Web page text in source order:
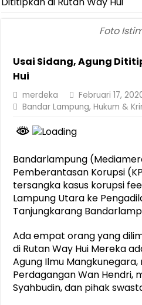
Foto
Usai Sidang, Agung
Hui
merdeka
Februari 17,
Bandar Lampung,Hukum &
Bandarlampung
Pemberantasan Korupsi
tersangka kasus korupsi
Lampung Utara ke
Tanjungkarang
Ada empat orang yang
di Rutan Way Hui Mereka
Agung Ilmu
Perdagangan Wan Hendri,
Syahbudin, dan pihak